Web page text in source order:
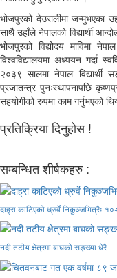
भोजपुरको देउरालीमा जन्मुभएका
साथै उहाँले नेपालको विद्यार्थी
भोजपुरको विद्योदय माविमा
विश्वविद्यालयमा अध्ययन गर्दा
२०३९ सालमा नेपाल
प्रजातन्त्र पुनःस्थापनापछि
सहयोगीको रुपमा काम गर्नुभएको
प्रतिक्रिया दिनुहोस !
सम्बन्धित शीर्षकहरु :
दाह्रा काटिएको ध्रुर्वे निकुञ्जभित्रैः
नदी तटीय क्षेत्रमा बाघको सङ्ख्या धेरै